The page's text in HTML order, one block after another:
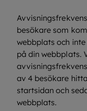
besökare som
webbplats och
på din webbplats.
av 4 besökare
startsidan och
webbplats.